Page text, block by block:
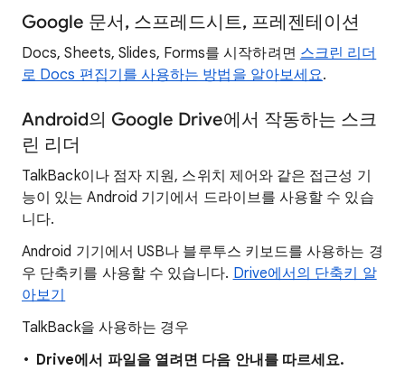
Google 문서, 스프레드시트, 프레젠테이션
Docs, Sheets, Slides, Forms를 시작하려면 스크린 리더
로 Docs 편집기를 사용하는 방법을 알아보세요.
Android의 Google Drive에서 작동하는 스크
린 리더
TalkBack이나 점자 지원, 스위치 제어와 같은 접근성 기
능이 있는 Android 기기에서 드라이브를 사용할 수 있습
니다.
Android 기기에서 USB나 블루투스 키보드를 사용하는 경
우 단축키를 사용할 수 있습니다. Drive에서의 단축키 알
아보기
TalkBack을 사용하는 경우
Drive에서 파일을 열려면 다음 안내를 따르세요.